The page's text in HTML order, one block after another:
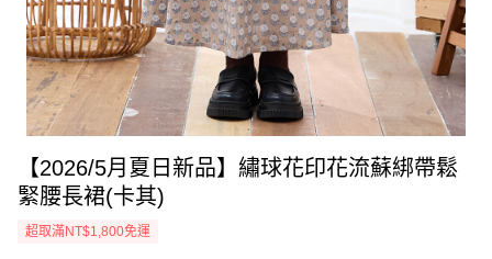
【2026/5月夏日新品】繡球花印花流蘇綁帶鬆
緊腰長裙(卡其)
超取滿NT$1,800免運